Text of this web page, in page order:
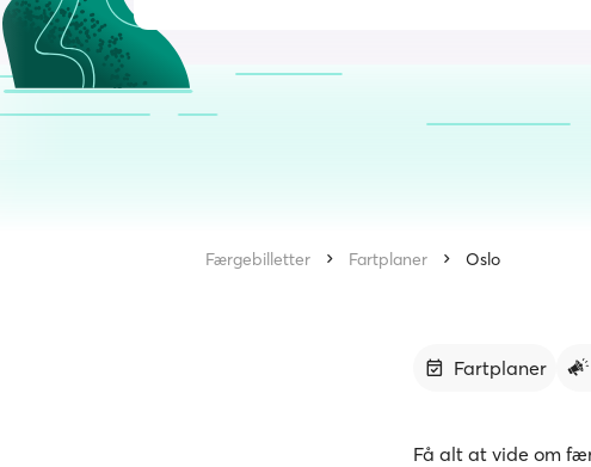
Færgebilletter Fartplaner Oslo
Fartplaner
Få alt at vide om